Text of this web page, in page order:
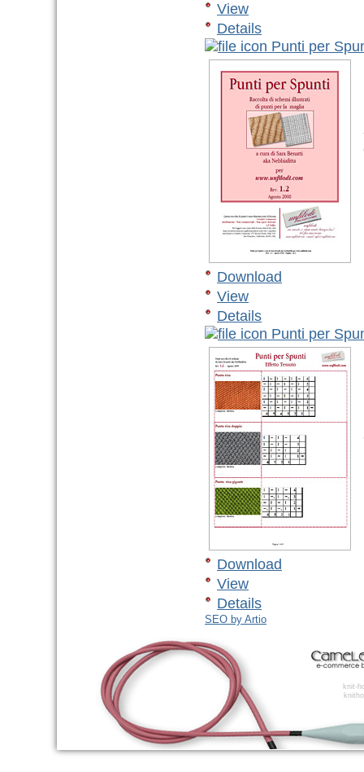
View
Details
Punti per
Download
View
Details
Punti per
Download
View
Details
SEO by Artio
knit-